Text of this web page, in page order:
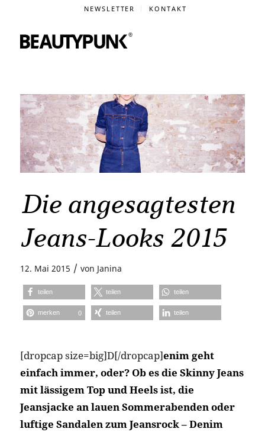
NEWSLETTER KONTAKT
Die angesagtesten
Jeans-Looks 2015
12. Mai 2015 / von Janina
teilen teilen teilen
merken 0 teilen teilen
[dropcap size=big]D[/dropcap]enim geht
einfach immer, oder? Ob es die Skinny Jeans
mit lässigem Top und Heels ist, die
Jeansjacke an lauen Sommerabenden oder
luftige Sandalen zum Jeansrock – Denim